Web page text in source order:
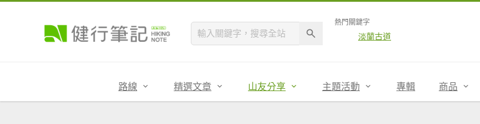
熱門關鍵字
淡蘭古道
路線 精選文章 山友分享 主題活動 專輯 商品